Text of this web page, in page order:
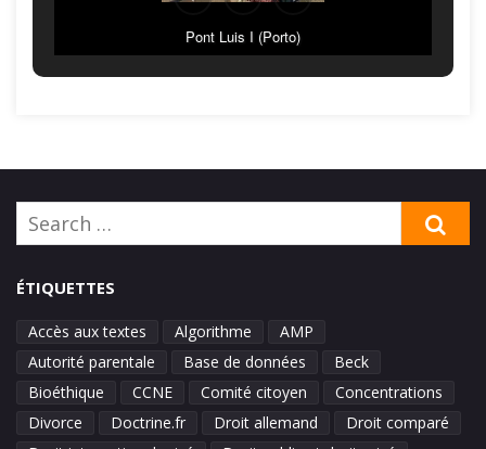
Pont Luis I (Porto)
Search
ÉTIQUETTES
Accès aux textes Algorithme
AMP
Autorité parentale
Base de données
Beck
Bioéthique
CCNE Comité citoyen
Concentrations
Divorce
Doctrine.fr Droit allemand
Droit comparé